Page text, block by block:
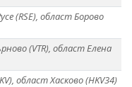
(RSE), област Борово
(VTR), област Елена
област Хасково (HKV34)